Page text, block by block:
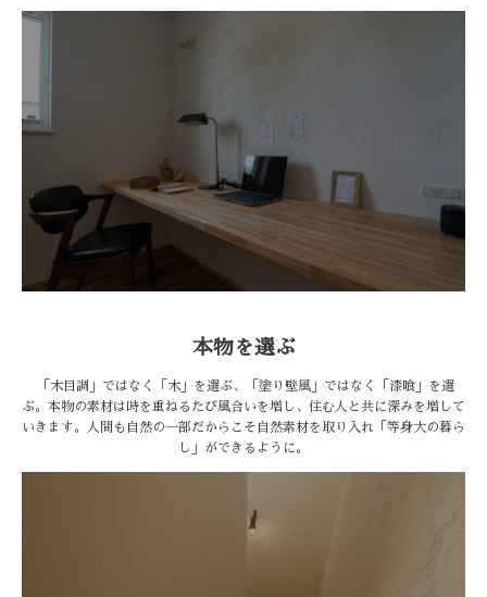
本物を選ぶ
「木目調」ではなく「木」を選ぶ、「塗り壁風」ではなく「漆喰」を選
ぶ。本物の素材は時を重ねるたび風合いを増し、住む人と共に深みを増して
いきます。人間も自然の一部だからこそ自然素材を取り入れ「等身大の暮ら
し」ができるように。